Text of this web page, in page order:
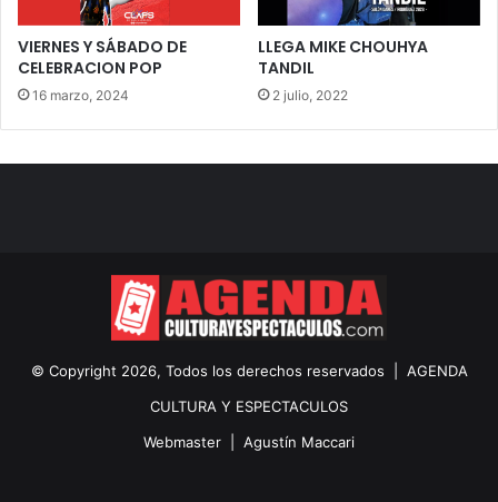
VIERNES Y SÁBADO DE
CELEBRACION POP
16 marzo, 2024
LLEGA MIKE CHOUHYA
TANDIL
2 julio, 2022
© Copyright 2026, Todos los derechos reservados | AGENDA
CULTURA Y ESPECTACULOS
Webmaster | Agustín Maccari